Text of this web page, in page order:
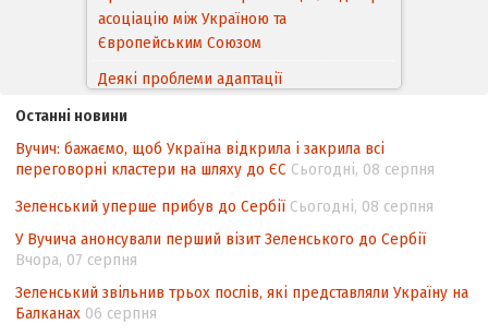
Деякі проблеми адаптації
законодавства України щодо зазначення
походження товарів відповідно до
Угоди про торговельні аспекти прав
інтелектуальної власності (TRIPS) у
контексті євроінтеграції
Аналіз виборчого законодавства щодо
невизначеності механізму повторного
Інформаційна безпека суспільства
Останні новини
Вучич: бажаємо, щоб Україна відкрила і закрила всі
переговорні кластери на шляху до ЄС Сьогодні, 08 серпня
Зеленський уперше прибув до Сербії Сьогодні, 08 серпня
У Вучича анонсували перший візит Зеленського до Сербії
Вчора, 07 серпня
Зеленський звільнив трьох послів, які представляли Україну на
Балканах 06 серпня